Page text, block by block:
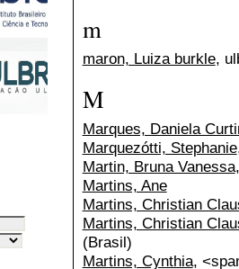
m
maron, Luiza burkle,
M
Marques, Daniela
Marquezótti, Stephanie
Martin, Bruna Vanessa
Martins, Ane
Martins, Christian
Martins, Christian
(Brasil)
Martins, Cynthia,